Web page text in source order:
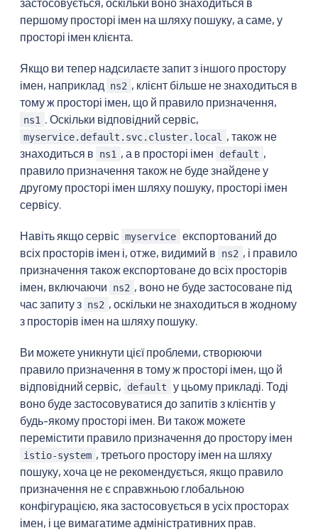
першому просторі імен на шляху пошуку, а саме, у
просторі імен клієнта.
Якщо ви тепер надсилаєте запит з іншого простору
імен, наприклад
ns2 , клієнт більше не знаходиться в
тому ж просторі імен, що й правило призначення,
ns1 . Оскільки відповідний сервіс,
myservice.default.svc.cluster.local
, також не
знаходиться в
ns1 , а в просторі імен default ,
правило призначення також не буде знайдене у
другому просторі імен шляху пошуку, просторі імен
сервісу.
Навіть якщо сервіс myservice експортований до
всіх просторів імен і, отже, видимий в
ns2 , і правило
призначення також експортоване до всіх просторів
імен, включаючи
ns2 , воно не буде застосоване під
час запиту з ns2 , оскільки не знаходиться в жодному
з просторів імен на шляху пошуку.
Ви можете уникнути цієї проблеми, створюючи
правило призначення в тому ж просторі імен, що й
відповідний сервіс,
default
у цьому прикладі. Тоді
воно буде застосовуватися до запитів з клієнтів у
будь-якому просторі імен. Ви також можете
перемістити правило призначення до простору імен
istio-system , третього простору імен на шляху
пошуку, хоча це не рекомендується, якщо правило
призначення не є справжньою глобальною
конфігурацією, яка застосовується в усіх просторах
імен, і це вимагатиме адміністративних прав.